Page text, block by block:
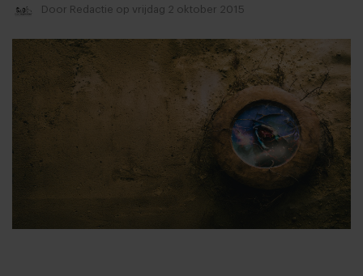
Door Redactie op vrijdag 2 oktober 2015